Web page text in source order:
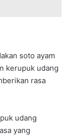
soto ayam
kerupuk udang
rasa
udang
yang